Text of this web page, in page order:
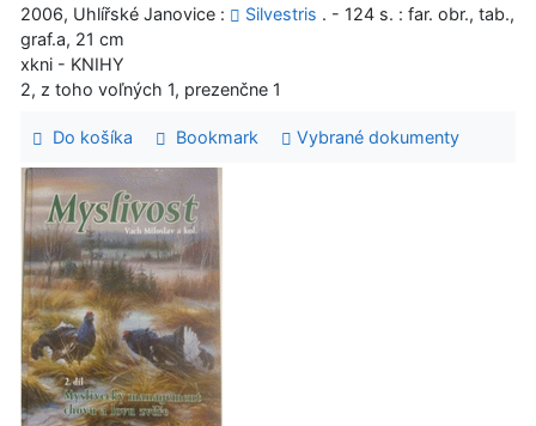
2006, Uhlířské Janovice :
Silvestris . - 124 s. : far. obr., tab.,
graf.a, 21 cm
xkni - KNIHY
2, z toho voľných 1, prezenčne 1
Do košíka Bookmark Vybrané dokumenty